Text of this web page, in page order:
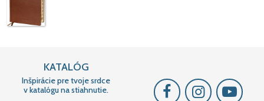
KATALÓG
Inšpirácie pre tvoje srdce
v katalógu na stiahnutie.